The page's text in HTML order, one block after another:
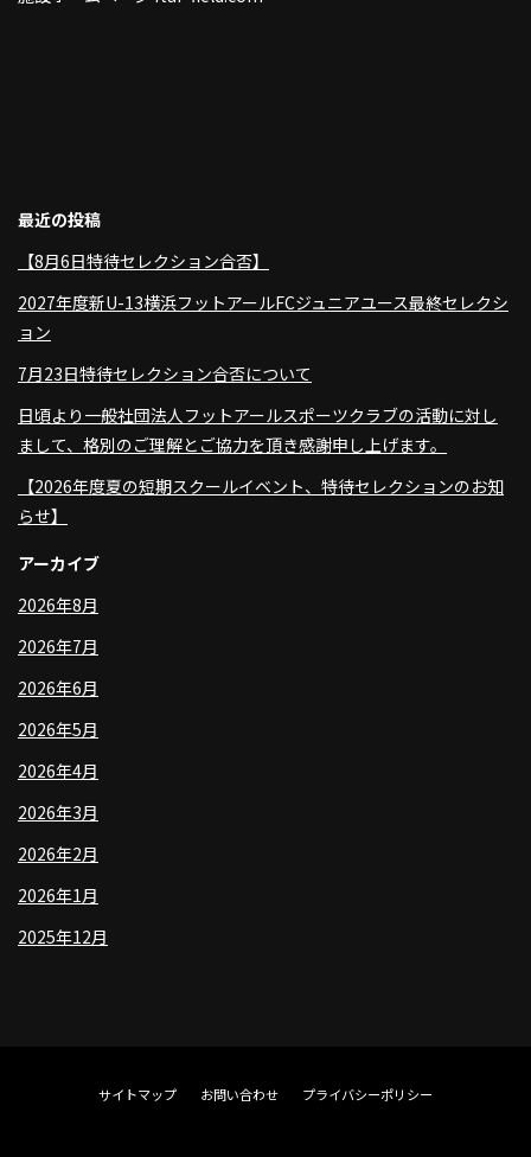
最近の投稿
【8月6日特待セレクション合否】
2027年度新U-13横浜フットアールFCジュニアユース最終セレクシ
ョン
7月23日特待セレクション合否について
日頃より一般社団法人フットアールスポーツクラブの活動に対し
まして、格別のご理解とご協力を頂き感謝申し上げます。
【2026年度夏の短期スクールイベント、特待セレクションのお知
らせ】
アーカイブ
2026年8月
2026年7月
2026年6月
2026年5月
2026年4月
2026年3月
2026年2月
2026年1月
2025年12月
サイトマップ お問い合わせ プライバシーポリシー